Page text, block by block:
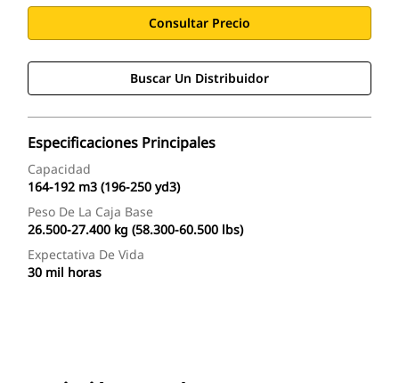
Consultar Precio
Buscar Un Distribuidor
Especificaciones Principales
Capacidad
164-192 m3 (196-250 yd3)
Peso De La Caja Base
26.500-27.400 kg (58.300-60.500 lbs)
Expectativa De Vida
30 mil horas